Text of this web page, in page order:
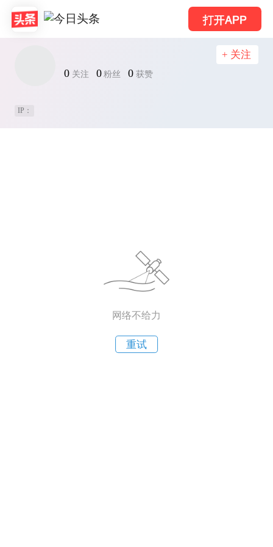
打开APP
0 关注 0 粉丝 0 获赞
+ 关注
IP：
网络不给力
重试